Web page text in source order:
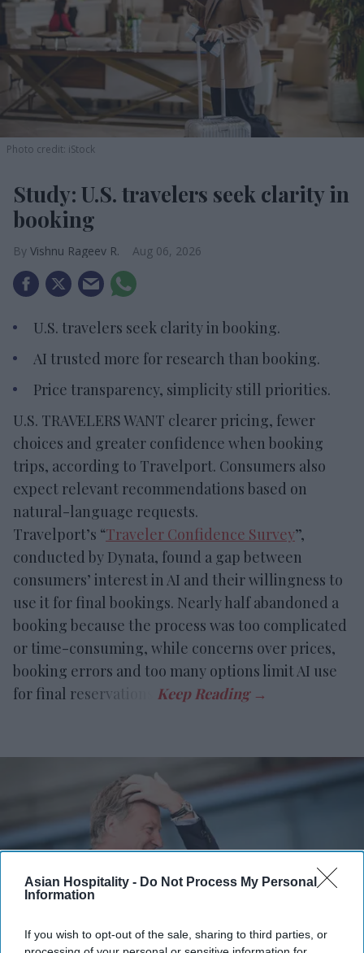
Asian Hospitality - Do Not Process My Personal
Information
If you wish to opt-out of the sale, sharing to third parties, or
Photo credit: iStock
Study: U.S. travelers seek clarity in
booking
Vishnu Rageev R. Aug 06, 2026
U.S. travelers seek clarity in booking.
AI trusted more for research than booking.
Price transparency, simplicity still priorities.
U.S. TRAVELERS WANT clearer pricing, fewer
choices and greater confidence when booking
trips, according to Travelport. Consumers also
expect relevant recommendations based on
natural-language requests.
Travelport’s “Traveler Confidence Survey”,
conducted by Dynata, found a gap between
consumers’ interest in AI and their willingness to
use it for final bookings. Nearly half abandoned a
booking because the process was too complicated
or time-consuming, while concerns over prices,
booking errors and too many options limit AI use
for final reservations.